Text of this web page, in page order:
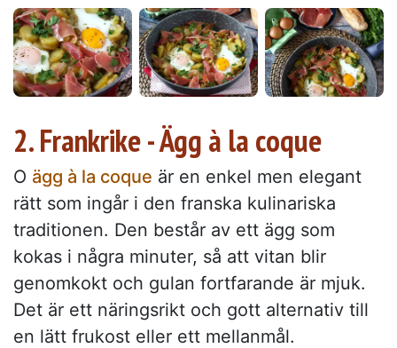
2. Frankrike - Ägg à la coque
O ägg à la coque är en enkel men elegant
rätt som ingår i den franska kulinariska
traditionen. Den består av ett ägg som
kokas i några minuter, så att vitan blir
genomkokt och gulan fortfarande är mjuk.
Det är ett näringsrikt och gott alternativ till
en lätt frukost eller ett mellanmål.